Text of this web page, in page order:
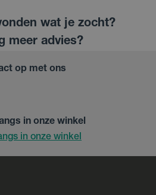
wat je zocht?
meer advies?
op met ons
in onze winkel
in onze winkel